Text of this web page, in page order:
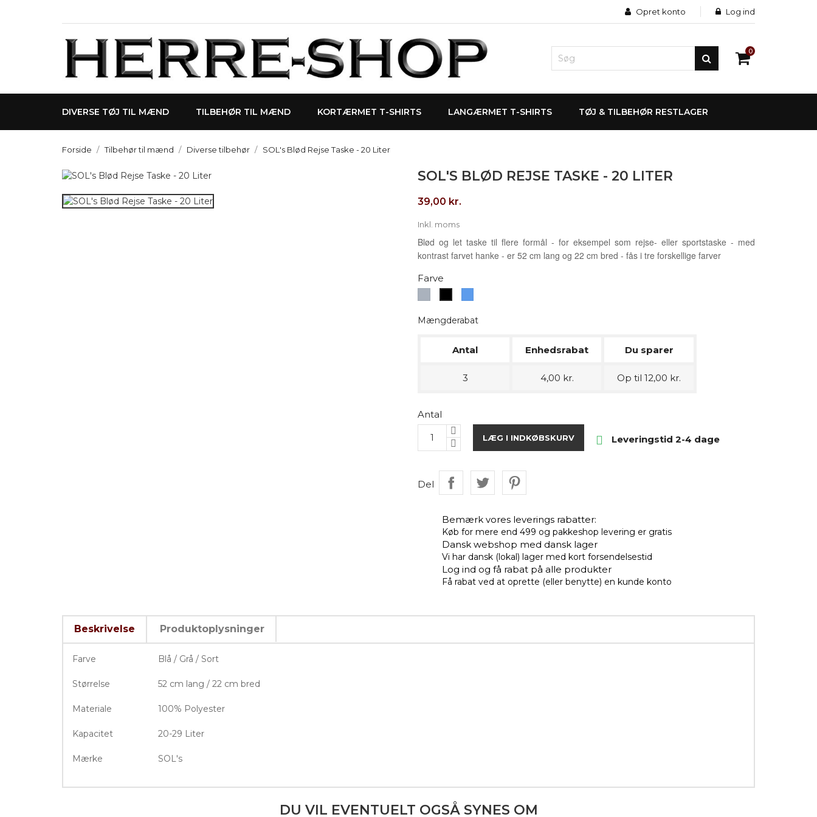
Opret konto Log ind
0
DIVERSE TØJ TIL MÆND TILBEHØR TIL MÆND KORTÆRMET T-SHIRTS LANGÆRMET T-SHIRTS TØJ & TILBEHØR RESTLAGER
Forside Tilbehør til mænd Diverse tilbehør SOL's Blød Rejse Taske - 20 Liter
SOL'S BLØD REJSE TASKE - 20 LITER
39,00 kr.
Inkl. moms
Blød og let taske til flere formål - for eksempel som rejse- eller sportstaske - med
kontrast farvet hanke - er 52 cm lang og 22 cm bred - fås i tre forskellige farver
Farve
Mængderabat
Antal Enhedsrabat Du sparer
3 4,00 kr. Op til 12,00 kr.
Antal
LÆG I INDKØBSKURV  Leveringstid 2-4 dage
Del
Bemærk vores leverings rabatter:
Køb for mere end 499 og pakkeshop levering er gratis
Dansk webshop med dansk lager
Vi har dansk (lokal) lager med kort forsendelsestid
Log ind og få rabat på alle produkter
Få rabat ved at oprette (eller benytte) en kunde konto
Beskrivelse Produktoplysninger
Farve Blå / Grå / Sort
Størrelse 52 cm lang / 22 cm bred
Materiale 100% Polyester
Kapacitet 20-29 Liter
Mærke SOL's
DU VIL EVENTUELT OGSÅ SYNES OM